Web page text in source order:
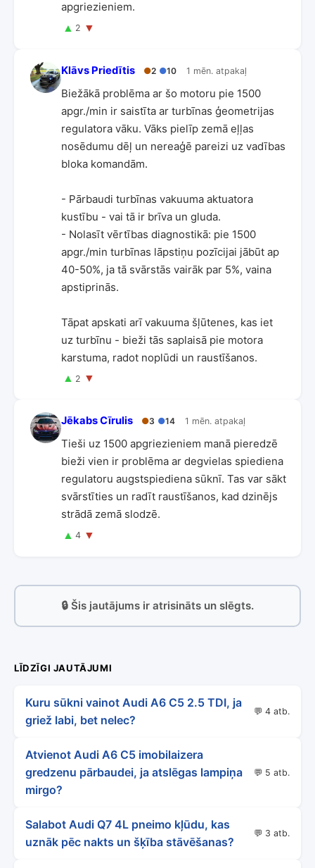
apgriezieniem.
▲ 2 ▼
Klāvs Priedītis ●2 ●10 1 mēn. atpakaļ
Biežākā problēma ar šo motoru pie 1500
apgr./min ir saistīta ar turbīnas ģeometrijas
regulatora vāku. Vāks pielīp zemā eļļas
nosēdumu dēļ un nereaģē pareizi uz vadības
bloka komandām.
- Pārbaudi turbīnas vakuuma aktuatora
kustību - vai tā ir brīva un gluda.
- Nolasīt vērtības diagnostikā: pie 1500
apgr./min turbīnas lāpstiņu pozīcijai jābūt ap
40-50%, ja tā svārstās vairāk par 5%, vaina
apstiprinās.
Tāpat apskati arī vakuuma šļūtenes, kas iet
uz turbīnu - bieži tās saplaisā pie motora
karstuma, radot noplūdi un raustīšanos.
▲ 2 ▼
Jēkabs Cīrulis ●3 ●14 1 mēn. atpakaļ
Tieši uz 1500 apgriezieniem manā pieredzē
bieži vien ir problēma ar degvielas spiediena
regulatoru augstspiediena sūknī. Tas var sākt
svārstīties un radīt raustīšanos, kad dzinējs
strādā zemā slodzē.
▲ 4 ▼
🔒 Šis jautājums ir atrisināts un slēgts.
LĪDZĪGI JAUTĀJUMI
Kuru sūkni vainot Audi A6 C5 2.5 TDI, ja
griež labi, bet nelec?
💬 4 atb.
Atvienot Audi A6 C5 imobilaizera
gredzenu pārbaudei, ja atslēgas lampiņa
mirgo?
💬 5 atb.
Salabot Audi Q7 4L pneimo kļūdu, kas
uznāk pēc nakts un šķība stāvēšanas?
💬 3 atb.